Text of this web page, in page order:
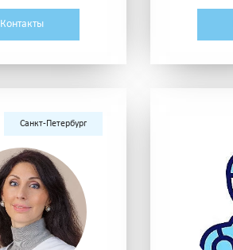
Контакты
Санкт-Петербург